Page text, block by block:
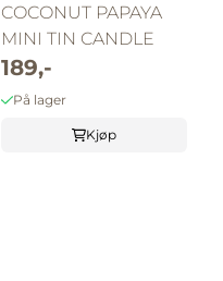
COCONUT PAPAYA
MINI TIN CANDLE
189,-
På lager
Kjøp